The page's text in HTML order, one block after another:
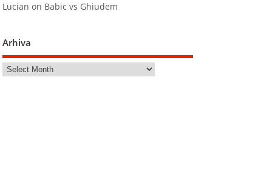
Lucian on Babic vs Ghiudem
Arhiva